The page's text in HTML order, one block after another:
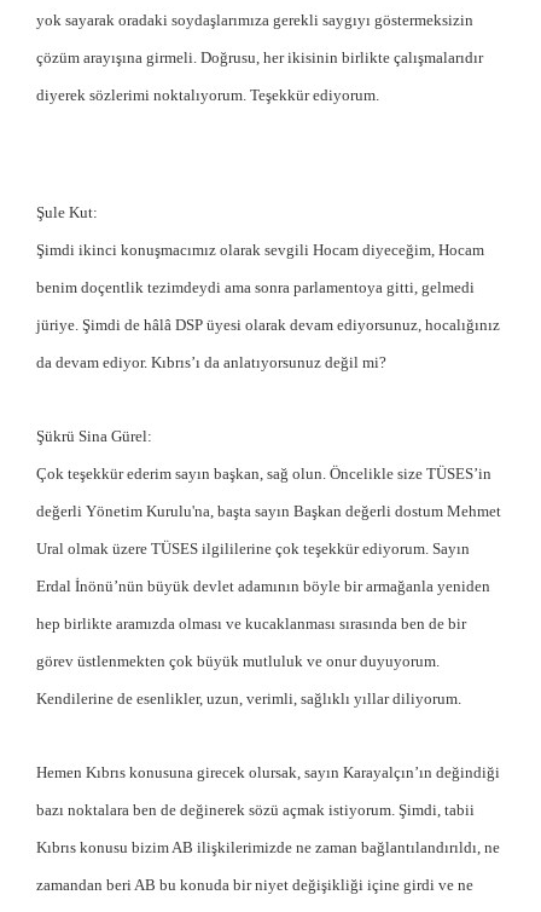
yok sayarak oradaki soydaşlarımıza gerekli saygıyı göstermeksizin
çözüm arayışına girmeli. Doğrusu, her ikisinin birlikte çalışmalarıdır
diyerek sözlerimi noktalıyorum. Teşekkür ediyorum.
Şule Kut:
Şimdi ikinci konuşmacımız olarak sevgili Hocam diyeceğim, Hocam
benim doçentlik tezimdeydi ama sonra parlamentoya gitti, gelmedi
jüriye. Şimdi de hâlâ DSP üyesi olarak devam ediyorsunuz, hocalığınız
da devam ediyor. Kıbrıs’ı da anlatıyorsunuz değil mi?
Şükrü Sina Gürel:
Çok teşekkür ederim sayın başkan, sağ olun. Öncelikle size TÜSES’in
değerli Yönetim Kurulu'na, başta sayın Başkan değerli dostum Mehmet
Ural olmak üzere TÜSES ilgililerine çok teşekkür ediyorum. Sayın
Erdal İnönü’nün büyük devlet adamının böyle bir armağanla yeniden
hep birlikte aramızda olması ve kucaklanması sırasında ben de bir
görev üstlenmekten çok büyük mutluluk ve onur duyuyorum.
Kendilerine de esenlikler, uzun, verimli, sağlıklı yıllar diliyorum.
Hemen Kıbrıs konusuna girecek olursak, sayın Karayalçın’ın değindiği
bazı noktalara ben de değinerek sözü açmak istiyorum. Şimdi, tabii
Kıbrıs konusu bizim AB ilişkilerimizde ne zaman bağlantılandırıldı, ne
zamandan beri AB bu konuda bir niyet değişikliği içine girdi ve ne